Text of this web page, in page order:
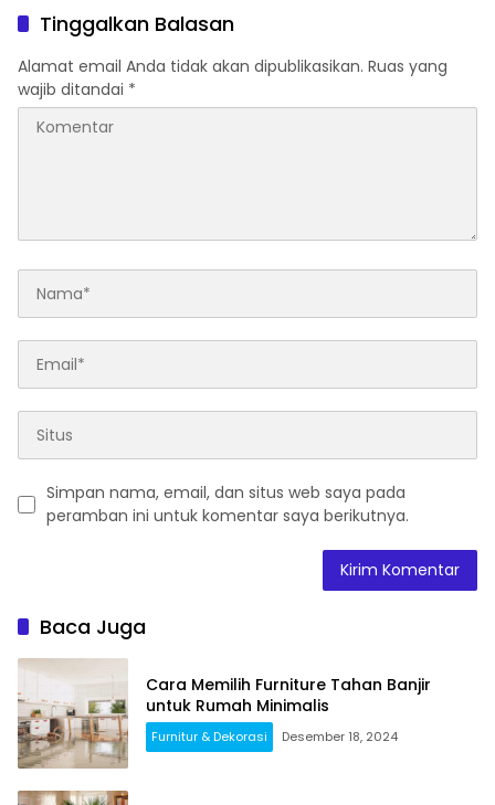
Tinggalkan Balasan
Alamat email Anda tidak akan dipublikasikan. Ruas yang
wajib ditandai *
Simpan nama, email, dan situs web saya pada
peramban ini untuk komentar saya berikutnya.
Baca Juga
Cara Memilih Furniture Tahan Banjir
untuk Rumah Minimalis
Furnitur & Dekorasi Desember 18, 2024